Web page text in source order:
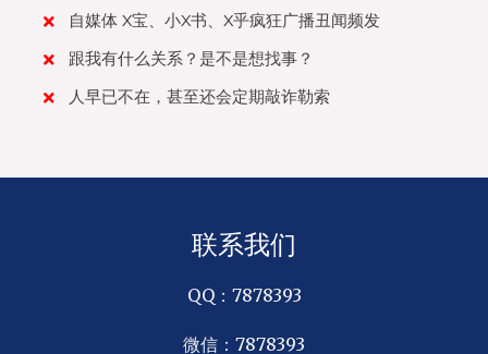
自媒体 X宝、小X书、X乎疯狂广播丑闻频发
跟我有什么关系？是不是想找事？
人早已不在，甚至还会定期敲诈勒索
联系我们
QQ：7878393
微信：7878393